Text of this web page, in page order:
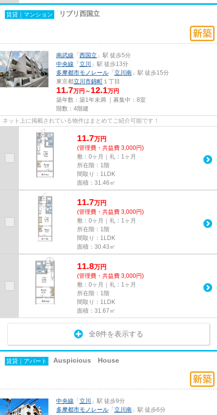
賃貸｜マンション リブリ西国立
南武線 「西国立 」駅 徒歩5分
中央線 「立川
」駅 徒歩13分
多摩都市モノレール 「立川南 」駅 徒歩15分
東京都立川市錦町 １丁目
11.7万円～ 12.1万円
築年数：築1年未満 ｜募集中： 8室
階数：4階建
ネット上に掲載されている物件はまとめてご紹介可能です！
11.7万円
(管理費・共益費 3,000円)
敷：0ヶ月｜礼：1ヶ月
所在階：1階
間取り：1LDK
面積：31.46㎡
11.7万円
(管理費・共益費 3,000円)
敷：0ヶ月｜礼：1ヶ月
所在階：1階
間取り：1LDK
面積：30.43㎡
11.8万円
(管理費・共益費 3,000円)
敷：0ヶ月｜礼：1ヶ月
所在階：1階
間取り：1LDK
面積：31.67㎡
全8件を表示する
賃貸｜アパート Auspicious House
中央線 「立川
」駅 徒歩9分
多摩都市モノレール 「立川南 」駅 徒歩6分